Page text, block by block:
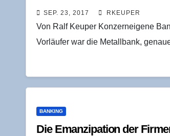
SEP. 23, 2017 RKEUPER
Von Ralf Keuper Konzerneigene
Vorläufer war die Metallbank,
BANKING
Die Eman­zi­pa­ti­on der